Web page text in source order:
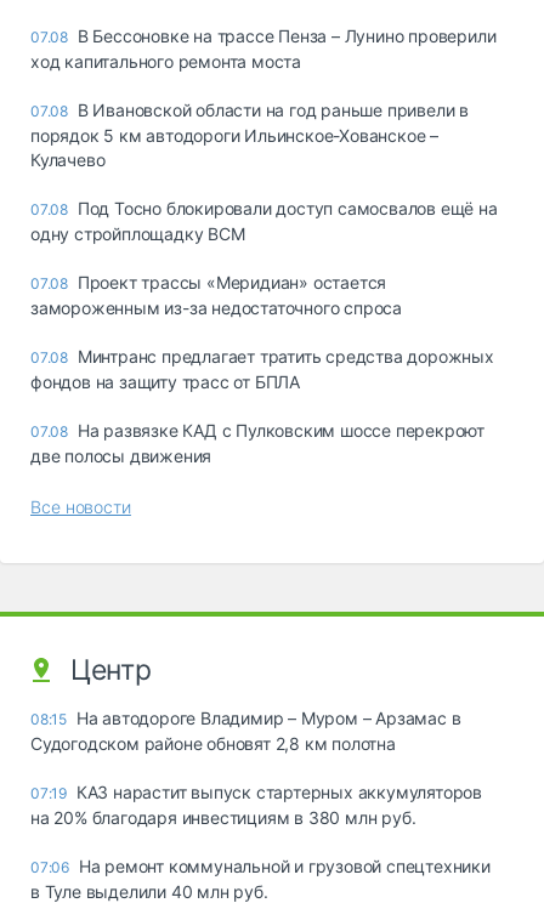
07.08 В Бессоновке на трассе Пенза – Лунино проверили
ход капитального ремонта моста
07.08 В Ивановской области на год раньше привели в
порядок 5 км автодороги Ильинское-Хованское –
Кулачево
07.08 Под Тосно блокировали доступ самосвалов ещё на
одну стройплощадку ВСМ
07.08 Проект трассы «Меридиан» остается
замороженным из-за недостаточного спроса
07.08 Минтранс предлагает тратить средства дорожных
фондов на защиту трасс от БПЛА
07.08 На развязке КАД с Пулковским шоссе перекроют
две полосы движения
Все новости
Центр
08:15 На автодороге Владимир – Муром – Арзамас в
Судогодском районе обновят 2,8 км полотна
07:19 КАЗ нарастит выпуск стартерных аккумуляторов
на 20% благодаря инвестициям в 380 млн руб.
07:06 На ремонт коммунальной и грузовой спецтехники
в Туле выделили 40 млн руб.